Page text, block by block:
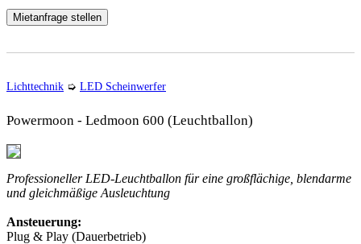
Mietanfrage stellen
Lichttechnik ➭ LED Scheinwerfer
Powermoon - Ledmoon 600 (Leuchtballon)
Professioneller LED-Leuchtballon für eine großflächige, blendarme
und gleichmäßige Ausleuchtung
Ansteuerung:
Plug & Play (Dauerbetrieb)